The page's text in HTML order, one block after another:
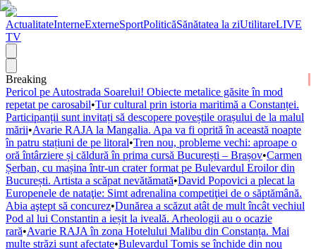
ActualitateInterneExterneSportPoliticăSănătatea la ziUtilitareLIVE
TV
Breaking
Pericol pe Autostrada Soarelui! Obiecte metalice găsite în mod
repetat pe carosabil•Tur cultural prin istoria maritimă a Constanței.
Participanții sunt invitați să descopere poveștile orașului de la malul
mării•Avarie RAJA la Mangalia. Apa va fi oprită în această noapte
în patru stațiuni de pe litoral•Tren nou, probleme vechi: aproape o
oră întârziere și căldură în prima cursă București – Brașov•Carmen
Șerban, cu mașina într-un crater format pe Bulevardul Eroilor din
București. Artista a scăpat nevătămată•David Popovici a plecat la
Europenele de nataţie: Simt adrenalina competiţiei de o săptămână.
Abia aştept să concurez•Dunărea a scăzut atât de mult încât vechiul
Pod al lui Constantin a ieșit la iveală. Arheologii au o ocazie
rară•Avarie RAJA în zona Hotelului Malibu din Constanța. Mai
multe străzi sunt afectate•Bulevardul Tomis se închide din nou